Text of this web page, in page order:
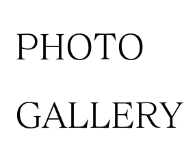
​PHOTO
GALLERY